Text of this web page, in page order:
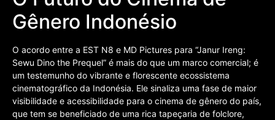
Gênero Indonésio
O acordo entre a EST N8 e MD Pictures para “Janur Ireng:
Sewu Dino the Prequel” é mais do que um marco comercial; é
um testemunho do vibrante e florescente ecossistema
cinematográfico da Indonésia. Ele sinaliza uma fase de maior
visibilidade e acessibilidade para o cinema de gênero do país,
que tem se beneficiado de uma rica tapeçaria de folclore,